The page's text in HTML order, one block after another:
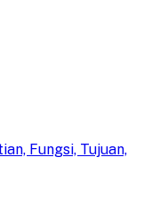
Fungsi, Tujuan,